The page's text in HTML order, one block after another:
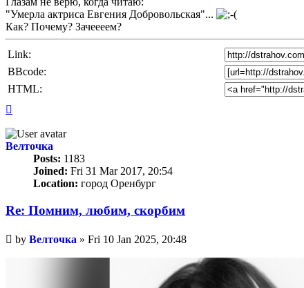
"Умерла актриса Евгения Добровольская"...
Как? Почему? Зачеееем?
Link:
BBcode:
HTML:
Велточка
Posts: 1183
Joined: Fri 31 Mar 2017, 20:54
Location: город Оренбург
Re: Помним, любим, скорбим
Unread
post
by Велточка » Fri 10 Jan 2025, 20:48